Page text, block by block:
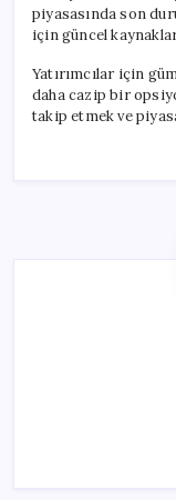
piyasasında son
için güncel
Yatırımcılar için
daha cazip bir
takip etmek ve